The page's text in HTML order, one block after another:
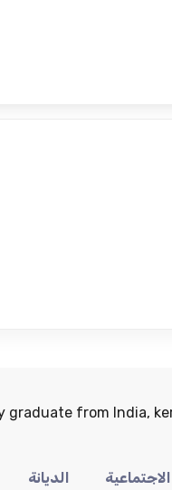
graduate from India,
الديانة